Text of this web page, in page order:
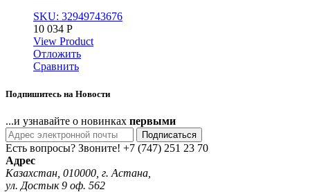
SKU: 32949743676
10 034 Р
View Product
Отложить
Сравнить
Подпишитесь на Новости
...и узнавайте о новинках первыми
Подписаться
Есть вопросы? Звоните! +7 (747) 251 23 70
Адрес
Казахстан, 010000, г. Астана,
ул. Достык 9 оф. 562